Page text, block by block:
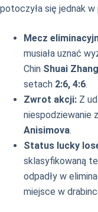
potoczyła się jednak w
Mecz
musiała uznać
Chin Shuai Zhang
setach 2:6, 4:6.
Zwrot akcji: Z
niespodziewanie
Anisimova.
Status lucky
sklasyfikowaną
odpadły w
miejsce w